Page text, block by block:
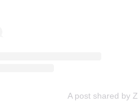
A post shared by